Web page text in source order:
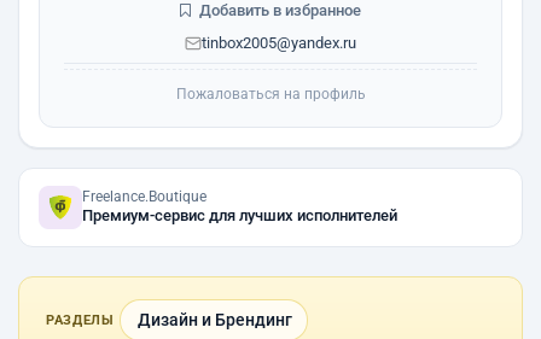
tinbox2005@yandex.ru
Добавить в избранное
Пожаловаться на профиль
Freelance.Boutique
Премиум-сервис для лучших исполнителей
РАЗДЕЛЫ Дизайн и Брендинг